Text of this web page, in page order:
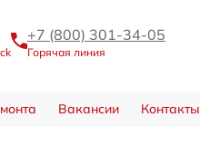
+7 (800) 301-34-05
Горячая линия
Вакансии Контакты